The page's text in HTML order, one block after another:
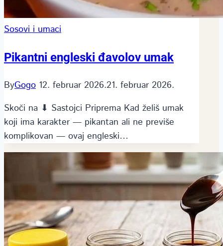
Sosovi i umaci
Pikantni engleski đavolov umak
ByGogo 12. februar 2026.21. februar 2026.
Skoči na ⬇ Sastojci Priprema Kad želiš umak
koji ima karakter — pikantan ali ne previše
komplikovan — ovaj engleski…